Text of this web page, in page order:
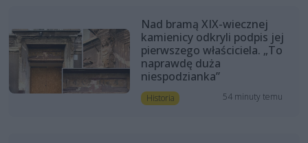
Nad bramą XIX-wiecznej
kamienicy odkryli podpis jej
pierwszego właściciela. „To
naprawdę duża
niespodzianka”
Historia 54 minuty temu